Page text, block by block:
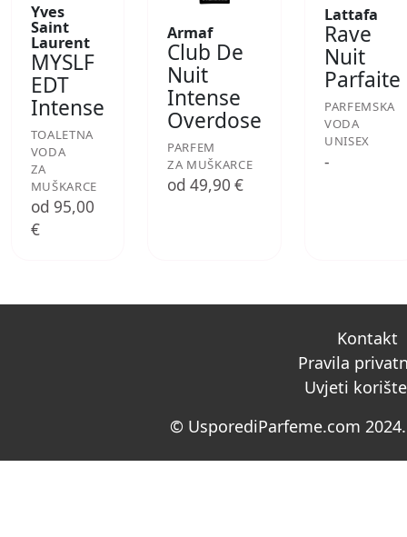
Yves
Saint
Laurent
MYSLF
EDT
Intense
TOALETNA
VODA
ZA
MUŠKARCE
od 95,00
€
Armaf
Club De
Nuit
Intense
Overdose
PARFEM
ZA MUŠKARCE
od 49,90 €
Lattafa
Rave
Nuit
Parfaite
PARFEMSKA
VODA
UNISEX
-
Kontakt
Pravila
Uvjeti
© UsporediParfeme.com